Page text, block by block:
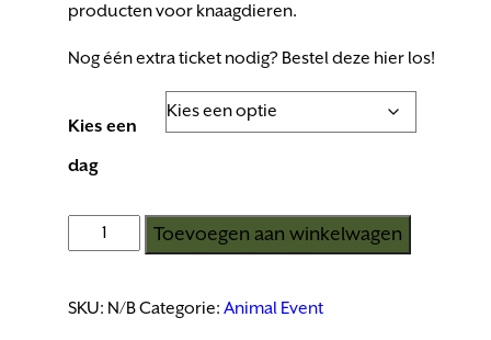
producten voor knaagdieren.
Nog één extra ticket nodig? Bestel deze hier los!
Kies een
dag
2x
Event
Toevoegen aan winkelwagen
SKU: N/BCategorie:Animal Event